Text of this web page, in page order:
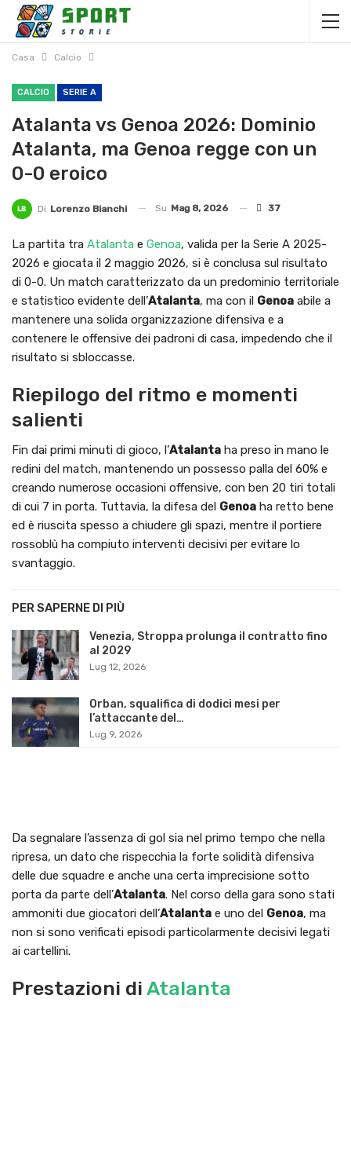
Casa Calcio
CALCIO SERIE A
Atalanta vs Genoa 2026: Dominio
Atalanta, ma Genoa regge con un
0-0 eroico
Di Lorenzo Bianchi Su Mag 8, 2026 37
La partita tra Atalanta e Genoa, valida per la Serie A 2025-
2026 e giocata il 2 maggio 2026, si è conclusa sul risultato
di 0-0. Un match caratterizzato da un predominio territoriale
e statistico evidente dell’Atalanta, ma con il Genoa abile a
mantenere una solida organizzazione difensiva e a
contenere le offensive dei padroni di casa, impedendo che il
risultato si sbloccasse.
Riepilogo del ritmo e momenti
salienti
Fin dai primi minuti di gioco, l’Atalanta ha preso in mano le
redini del match, mantenendo un possesso palla del 60% e
creando numerose occasioni offensive, con ben 20 tiri totali
di cui 7 in porta. Tuttavia, la difesa del Genoa ha retto bene
ed è riuscita spesso a chiudere gli spazi, mentre il portiere
rossoblù ha compiuto interventi decisivi per evitare lo
svantaggio.
PER SAPERNE DI PIÙ
Venezia, Stroppa prolunga il contratto fino
al 2029
Lug 12, 2026
Orban, squalifica di dodici mesi per
l’attaccante del…
Lug 9, 2026
Da segnalare l’assenza di gol sia nel primo tempo che nella
ripresa, un dato che rispecchia la forte solidità difensiva
delle due squadre e anche una certa imprecisione sotto
porta da parte dell’Atalanta. Nel corso della gara sono stati
ammoniti due giocatori dell’Atalanta e uno del Genoa, ma
non si sono verificati episodi particolarmente decisivi legati
ai cartellini.
Prestazioni di Atalanta